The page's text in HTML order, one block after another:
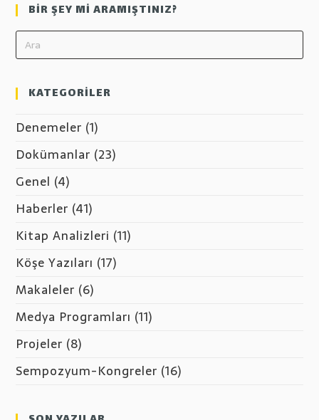
BİR ŞEY Mİ ARAMIŞTINIZ?
KATEGORİLER
Denemeler (1)
Dokümanlar (23)
Genel (4)
Haberler (41)
Kitap Analizleri (11)
Köşe Yazıları (17)
Makaleler (6)
Medya Programları (11)
Projeler (8)
Sempozyum-Kongreler (16)